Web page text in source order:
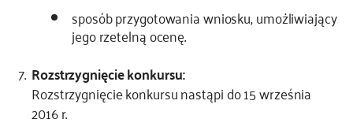
sposób przygotowania wniosku, umożliwiający
jego rzetelną ocenę.
Rozstrzygnięcie konkursu:
Rozstrzygnięcie konkursu nastąpi do 15 września
2016 r.